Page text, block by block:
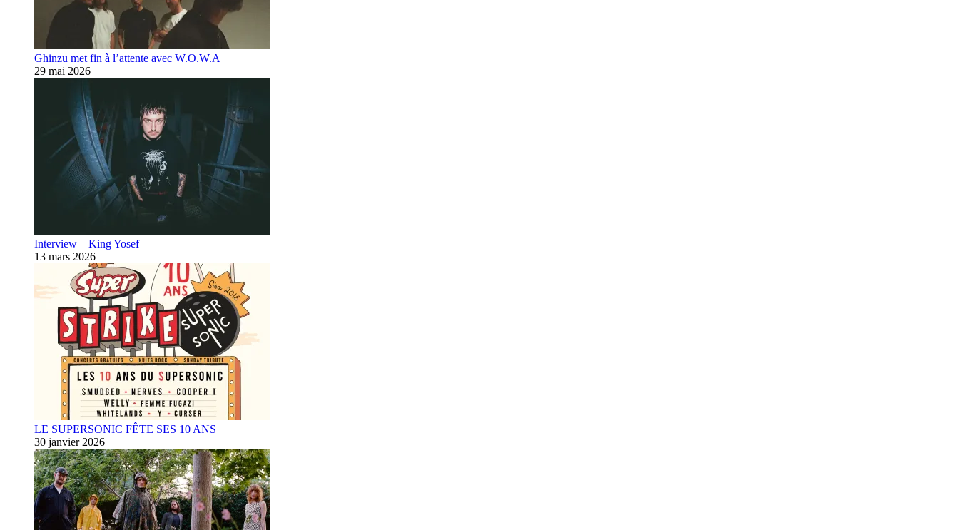
Ghinzu met fin à l’attente avec W.O.W.A
29 mai 2026
Interview – King Yosef
13 mars 2026
LE SUPERSONIC FÊTE SES 10 ANS
30 janvier 2026